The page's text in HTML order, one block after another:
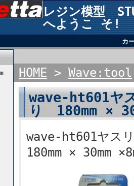
レジン模型
へようこ そ!
カ
HOME > Wave:tool
wave-ht601ヤ
り 180mm ×
wave-ht601ヤス
180mm × 30mm